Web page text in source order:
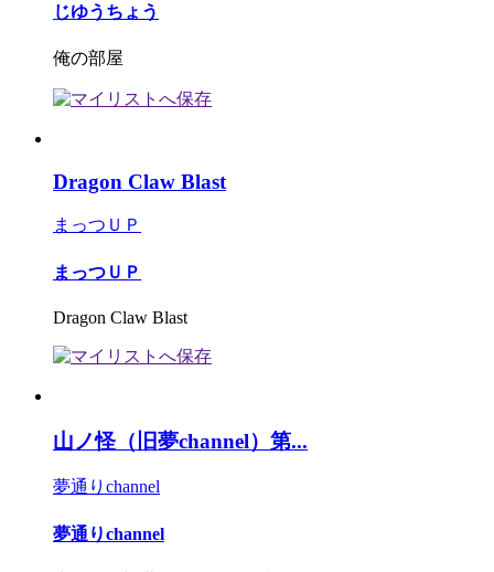
じゆうちょう
俺の部屋
Dragon Claw Blast
まっつＵＰ
まっつＵＰ
Dragon Claw Blast
山ノ怪（旧夢channel）第...
夢通りchannel
夢通りchannel